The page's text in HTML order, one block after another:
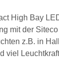
High Bay
mit der
z.B. in
viel